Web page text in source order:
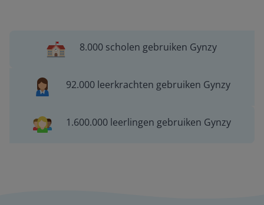
8.000 scholen gebruiken Gynzy
92.000 leerkrachten gebruiken Gynzy
1.600.000 leerlingen gebruiken Gynzy